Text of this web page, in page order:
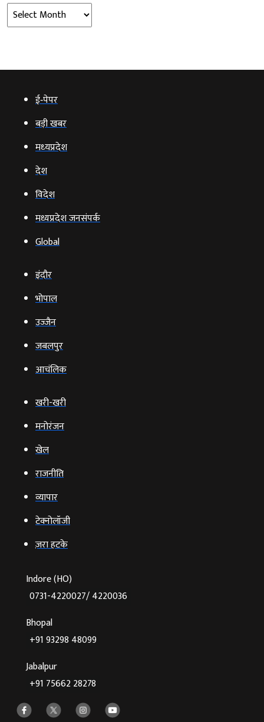
Archives
ई‑पेपर
बड़ी खबर
मध्‍यप्रदेश
देश
विदेश
मध्यप्रदेश जनसंपर्क
Global
इंदौर
भोपाल
उज्‍जैन
जबलपुर
आचंलिक
खरी-खरी
मनोरंजन
खेल
राजनीति
व्‍यापार
टेक्‍नोलॉजी
ज़रा हटके
Indore (HO)
0731-4220027/ 4220036
Bhopal
+91 93298 48099
Jabalpur
+91 75662 28278